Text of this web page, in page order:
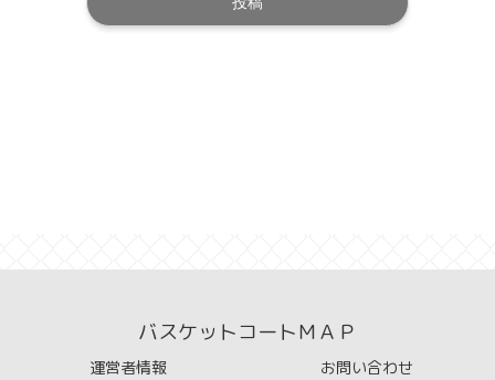
バスケットコートＭＡＰ
運営者情報
お問い合わせ